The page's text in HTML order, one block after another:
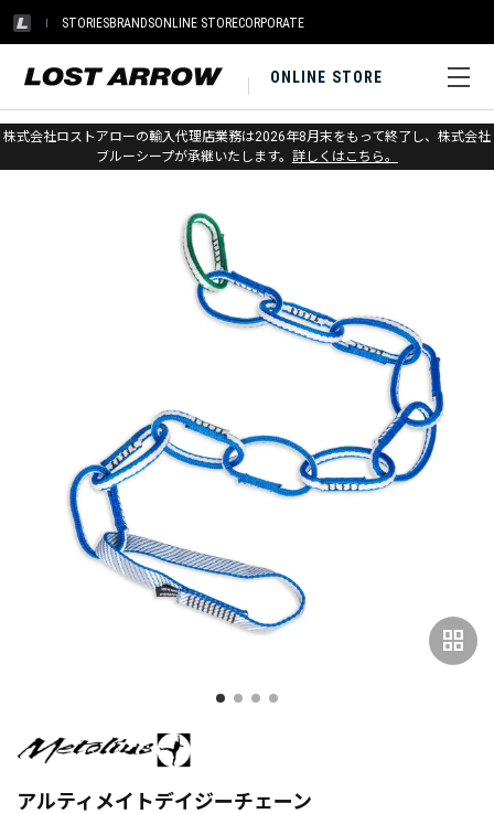
STORIESBRANDSONLINE STORECORPORATE
ONLINE STORE
株式会社ロストアローの輸入代理店業務は2026年8月末をもって終了し、株式会社
ブルーシープが承継いたします。 詳しくはこちら。
ホーム > メトリウス > スリング・PAS
grid_view
アルティメイトデイジーチェーン